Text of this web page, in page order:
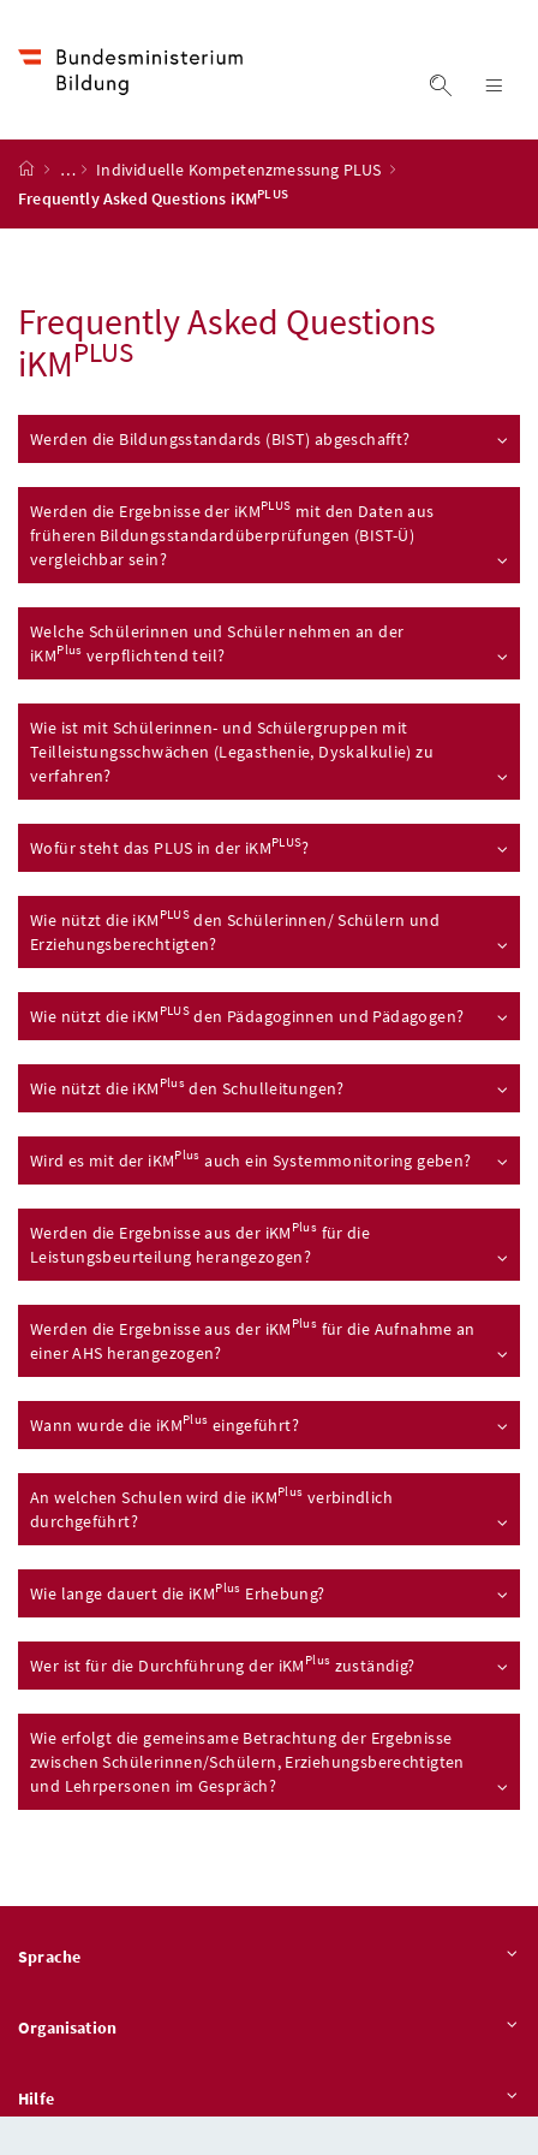
Suche
Startseite
…
Individuelle Kompetenzmessung PLUS
Frequently Asked Questions iKMPLUS
Frequently Asked Questions
iKMPLUS
Werden die Bildungsstandards (BIST) abgeschafft?
Werden die Ergebnisse der iKMPLUS mit den Daten aus
früheren Bildungsstandardüberprüfungen (BIST-Ü)
vergleichbar sein?
Welche Schülerinnen und Schüler nehmen an der
iKMPlus verpflichtend teil?
Wie ist mit Schülerinnen- und Schülergruppen mit
Teilleistungsschwächen (Legasthenie, Dyskalkulie) zu
verfahren?
Wofür steht das PLUS in der iKMPLUS?
Wie nützt die iKM PLUS den Schülerinnen/ Schülern und
Erziehungsberechtigten?
Wie nützt die iKM PLUS den Pädagoginnen und Pädagogen?
Wie nützt die iKM Plus den Schulleitungen?
Wird es mit der iKMPlus auch ein Systemmonitoring geben?
Werden die Ergebnisse aus der iKM Plus ­für die
Leistungsbeurteilung herangezogen?
Werden die Ergebnisse aus der iKM Plus ­für die Aufnahme an
einerAHS herangezogen?
Wann wurde die iKMPlus eingeführt?
An welchen Schulen wird die iKMPlus verbindlich
durchgeführt?
Wie lange dauert die iKMPlus Erhebung?
Wer ist für die Durchführung der iKM Plus zuständig?
Wie erfolgt die gemeinsame Betrachtung der Ergebnisse
zwischen Schülerinnen/Schülern, Erziehungsberechtigten
und Lehrpersonen im Gespräch?
Sprache
Organisation
Hilfe